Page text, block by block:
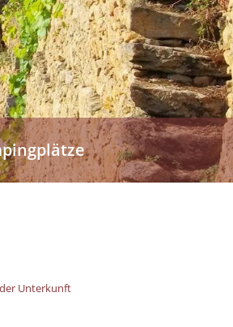
Unterkunft